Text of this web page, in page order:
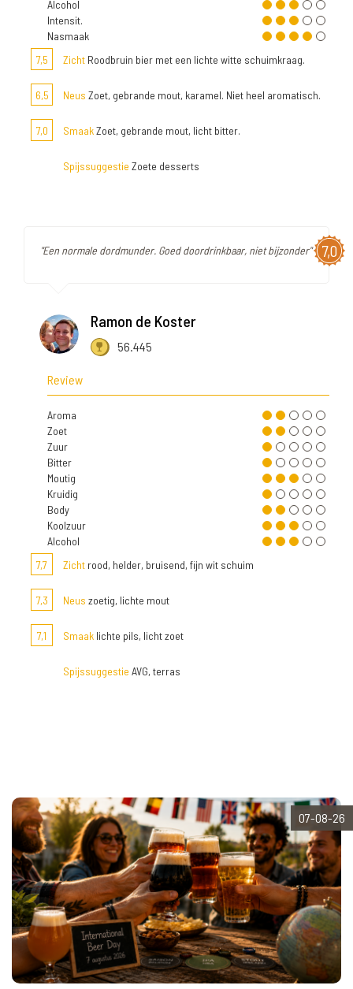
Alcohol
Intensit.
Nasmaak
7,5
Zicht Roodbruin bier met een lichte witte schuimkraag.
6,5 Neus Zoet, gebrande mout, karamel. Niet heel aromatisch.
7,0 SmaakZoet, gebrande mout, licht bitter.
Spijssuggestie Zoete desserts
7,0
"Een normale dordmunder. Goed doordrinkbaar, niet bijzonder"
Ramon de Koster
56.445
Review
Aroma
Zoet
Zuur
Bitter
Moutig
Kruidig
Body
Koolzuur
Alcohol
7,7
Zicht rood, helder, bruisend, fijn wit schuim
7,3 Neus zoetig, lichte mout
7,1 Smaak lichte pils, licht zoet
Spijssuggestie AVG, terras
07-08-26